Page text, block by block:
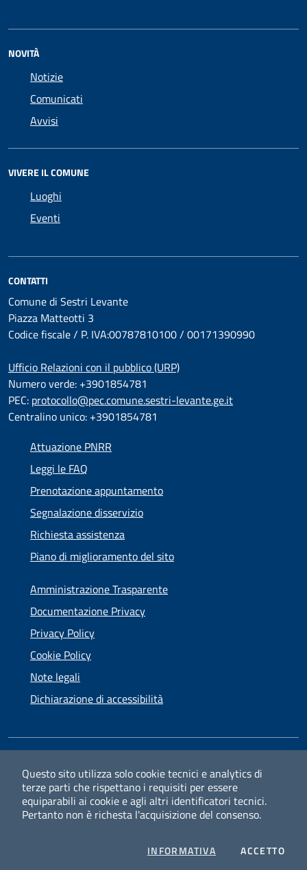
Questo sito utilizza solo cookie tecnici e analytics di
terze parti che rispettano i requisiti per essere
equiparabili ai cookie e agli altri identificatori tecnici.
Pertanto non è richesta l'acquisizione del consenso.
INFORMATIVA PRIVACYACCETTOI
NOVITÀ
Notizie
Comunicati
Avvisi
VIVERE IL COMUNE
Luoghi
Eventi
CONTATTI
Comune di Sestri Levante
Piazza Matteotti 3
Codice fiscale / P. IVA:00787810100 / 00171390990
Ufficio Relazioni con il pubblico (URP)
Numero verde: +3901854781
PEC: protocollo@pec.comune.sestri-levante.ge.it
Centralino unico: +3901854781
Attuazione PNRR
Leggi le FAQ
Prenotazione appuntamento
Segnalazione disservizio
Richiesta assistenza
Piano di miglioramento del sito
Amministrazione Trasparente
Documentazione Privacy
Privacy Policy
Cookie Policy
Note legali
Dichiarazione di accessibilità
FacebookInstagram